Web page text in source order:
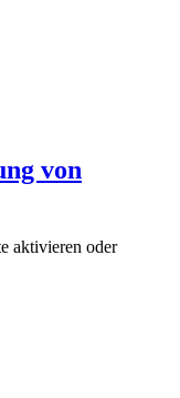
von
aktivieren oder